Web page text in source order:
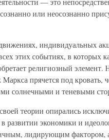
или неосознанно
индивидуаль­ных
этих событиях, в которых
религиозный элемент.
прячется под кровать,
солнечными и теневыми
теории опирались
развитии экономики и
лидирующим фактором,